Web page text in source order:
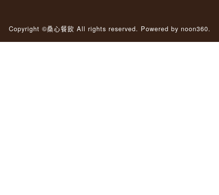
Copyright ©桑心餐飲 All rights reserved. Powered by noon360.